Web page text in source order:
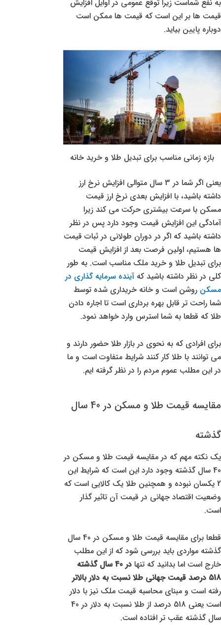
به نفع شماست زیرا توقع عمومی در اوایل افزایش
قیمت ها بر این است که قیمت ها ممکن است
دوباره پایین بیاید.
بازه زمانی مناسب برای تبدیل طلا و خرید خانه
یعنی اگر شما در 3 سال متوالی افزایش نرخ ارز
داشته باشید، با افزایش بعدی نرخ ارز قیمت
مسکن با سرعت بیشتری حرکت می کند زیرا
آمادگی این افزایش قیمت وجود دارد پس در نظر
داشته باشید که اگر در دوران طولانی در ثبات قیمت
ها هستیم، اولین فرصت بعد از افزایش قیمت
برای تبدیل طلا و خرید ملک مناسب است. به طور
کلی در نظر داشته باشید کهآینده سرمایه گذاری در
مسکن روشن است و خانه خریداری شده توسط
شما راحت تر قابل بهره برداری است تا اجاره دادن
طلا که قطعا به شما استرس وارد خواهد نمود.
برای افرادی که به نحوی در بازار طلا حضور دارند و
می توانند با طلا کار کنند شرایط متفاوت است و ما
در این مطلب عموم مردم را در نظر گرفته ایم.
مقایسه قیمت طلا و مسکن در 40 سال
گذشته
یک نکته مهم که در مقایسه قیمت طلا و مسکن در
40 سال گذشته وجود دارد این است که شرایط این
2 یکسان نبوده و همچنین طلا یک کالایی است که
وضعیت اقتصاد جهانی در قیمت آن تاثیر گذار
است.
قطعا برای مقایسه قیمت طلا و مسکن در 40 سال
گذشته مواردی باید بررسی شود که از این مطلب
خارج است اما بدانید که تنها
در 40 سال گذشته
518 درصد قیمت جهانی طلا نسبت به دلار بالاتر
رفته است و مبنای محاسبه قیمت ملک نیز با دلار
است یعنی 518 درصد از طلا نسبت به دلار در 40
سال گذشته عقب تر افتاده است.